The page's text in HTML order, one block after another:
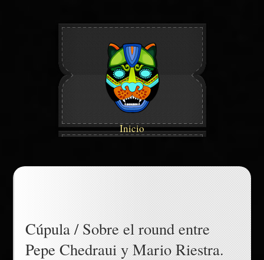
Inicio
Cúpula / Sobre el round entre
Pepe Chedraui y Mario Riestra.